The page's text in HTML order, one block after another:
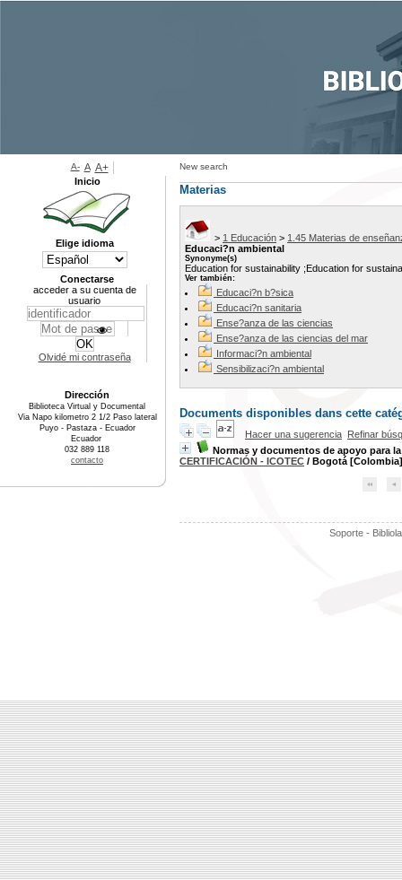
New search
Materias
> 1 Educación > 1.45 Materias de
Educaci?n ambiental
Synonyme(s)
Education for sustainability ;Education for
Ver también:
Educaci?n b?sica
Educaci?n sanitaria
Ense?anza de las ciencias
Ense?anza de las ciencias del mar
Informaci?n ambiental
Sensibilizaci?n ambiental
Documents disponibles dans cette
Hacer una sugerencia Refinar
Normas y documentos de apoyo para
CERTIFICACIÓN - ICOTEC / Bogotá
Soporte -
A- A A+
Inicio
Elige idioma
Conectarse
acceder a su cuenta de
usuario
Olvidé mi contraseña
Dirección
Biblioteca Virtual y Documental
Via Napo kilometro 2 1/2 Paso lateral
Puyo - Pastaza - Ecuador
Ecuador
032 889 118
contacto